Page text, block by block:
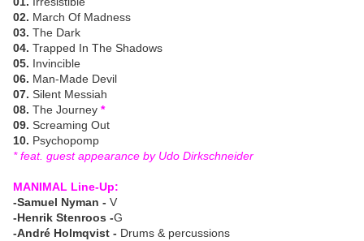
02. March Of Madness
03. The Dark
04. Trapped In The Shadows
05. Invincible
06. Man-Made Devil
07. Silent Messiah
08. The Journey *
09. Screaming Out
10. Psychopomp
* feat. guest appearance by Udo Dirkschneider
MANIMAL Line-Up:
-Samuel Nyman - V
-Henrik Stenroos -G
-André Holmqvist - Drums & percussions